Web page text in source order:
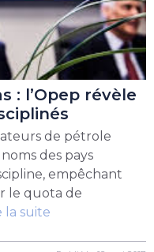
: l’Opep révèle
de pétrole
des pays
empêchant
le quota de
la suite